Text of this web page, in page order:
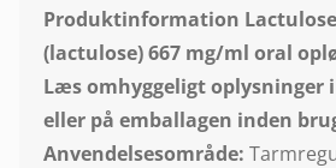
Produktinformation
(lactulose)667 mg/ml oral
Læs omhyggeligt oplysninger
eller på emballagen inden
Anvendelsesområde: